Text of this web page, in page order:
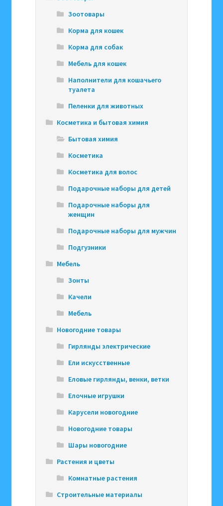
Зоотовары
Корма для кошек
Корма для собак
Мебель для кошек
Наполнители для кошачьего
туалета
Пеленки для животных
Косметика и бытовая химия
Бытовая химия
Косметика
Косметика для волос
Подарочные наборы для детей
Подарочные наборы для
женщин
Подарочные наборы для мужчин
Подгузники
Мебель
Зонты
Качели
Мебель
Новогодние товары
Гирлянды электрические
Ели искусственные
Еловые гирлянды, венки, ветки
Елочные игрушки
Карусели новогодние
Новогодние товары
Шары новогодние
Растения и цветы
Комнатные растения
Строительные материалы